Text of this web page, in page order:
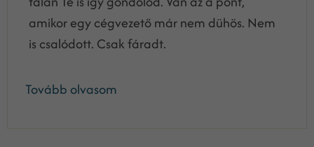
amikor egy cégvezető már nem dühös. Nem
is csalódott. Csak fáradt.
Tovább olvasom